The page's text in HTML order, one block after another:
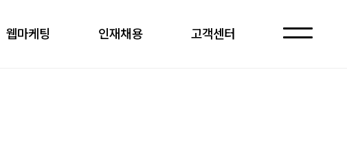
자주 묻는 질문
웹마케팅 인재채용 고객센터